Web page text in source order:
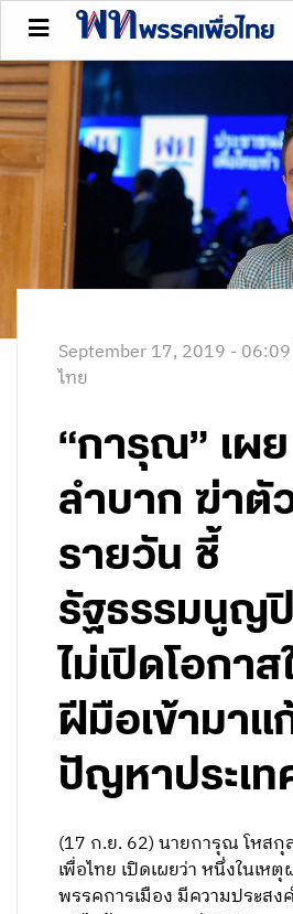
September 17, 2019 - 06:09
ไทย
“การุณ” เผ
ลำบาก ฆ่าตั
รายวัน ชี้
รัฐธรรมนูญ
ไม่เปิดโอกา
ฝีมือเข้ามาแ
ปัญหาประเท
(17 ก.ย. 62) นายการุณ โหส
เพื่อไทย เปิดเผยว่า หนึ่งในเห
พรรคการเมือง มีความประสง